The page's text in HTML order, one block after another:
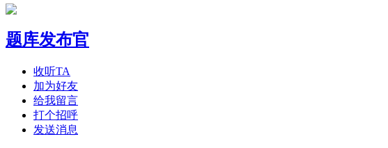
题库发布官
收听TA
加为好友
给我留言
打个招呼
发送消息